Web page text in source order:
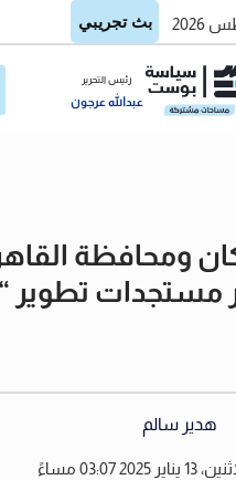
رئيس التحرير
عبدالله عرجون
ومحافظة
مستجدات تطوير
هدير سالم
يناير 2025 03:07 مساءً